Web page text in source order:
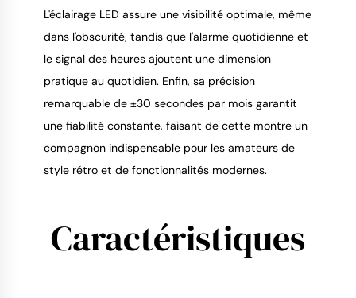
L'éclairage LED assure une visibilité optimale, même
dans l'obscurité, tandis que l'alarme quotidienne et
le signal des heures ajoutent une dimension
pratique au quotidien. Enfin, sa précision
remarquable de ±30 secondes par mois garantit
une fiabilité constante, faisant de cette montre un
compagnon indispensable pour les amateurs de
style rétro et de fonctionnalités modernes.
Caractéristiques